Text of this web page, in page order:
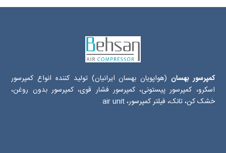
کمپرسور بهسان (هواپویان بهسان ایرانیان) تولید کننده انواع کمپرسور
اسکرو، کمپرسور پیستونی، کمپرسور فشار قوی، کمپرسور بدون روغن،
خشک کن، تانک، فیلتر کمپرسور، air unit